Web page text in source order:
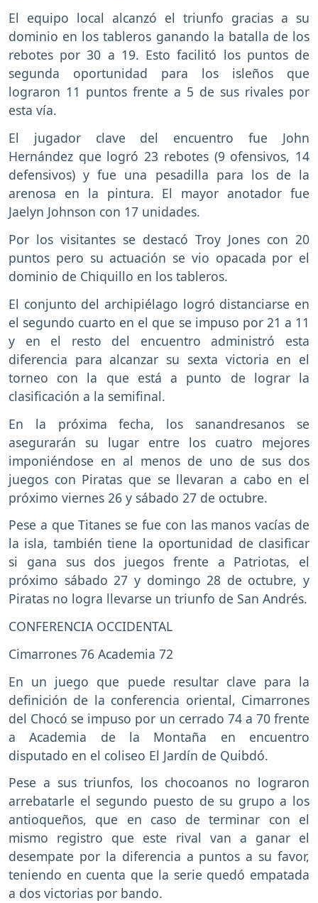
El equipo local alcanzó el triunfo gracias a su
dominio en los tableros ganando la batalla de los
rebotes por 30 a 19. Esto facilitó los puntos de
segunda oportunidad para los isleños que
lograron 11 puntos frente a 5 de sus rivales por
esta vía.
El jugador clave del encuentro fue John
Hernández que logró 23 rebotes (9 ofensivos, 14
defensivos) y fue una pesadilla para los de la
arenosa en la pintura. El mayor anotador fue
Jaelyn Johnson con 17 unidades.
Por los visitantes se destacó Troy Jones con 20
puntos pero su actuación se vio opacada por el
dominio de Chiquillo en los tableros.
El conjunto del archipiélago logró distanciarse en
el segundo cuarto en el que se impuso por 21 a 11
y en el resto del encuentro administró esta
diferencia para alcanzar su sexta victoria en el
torneo con la que está a punto de lograr la
clasificación a la semifinal.
En la próxima fecha, los sanandresanos se
asegurarán su lugar entre los cuatro mejores
imponiéndose en al menos de uno de sus dos
juegos con Piratas que se llevaran a cabo en el
próximo viernes 26 y sábado 27 de octubre.
Pese a que Titanes se fue con las manos vacías de
la isla, también tiene la oportunidad de clasificar
si gana sus dos juegos frente a Patriotas, el
próximo sábado 27 y domingo 28 de octubre, y
Piratas no logra llevarse un triunfo de San Andrés.
CONFERENCIA OCCIDENTAL
Cimarrones 76 Academia 72
En un juego que puede resultar clave para la
definición de la conferencia oriental, Cimarrones
del Chocó se impuso por un cerrado 74 a 70 frente
a Academia de la Montaña en encuentro
disputado en el coliseo El Jardín de Quibdó.
Pese a sus triunfos, los chocoanos no lograron
arrebatarle el segundo puesto de su grupo a los
antioqueños, que en caso de terminar con el
mismo registro que este rival van a ganar el
desempate por la diferencia a puntos a su favor,
teniendo en cuenta que la serie quedó empatada
a dos victorias por bando.